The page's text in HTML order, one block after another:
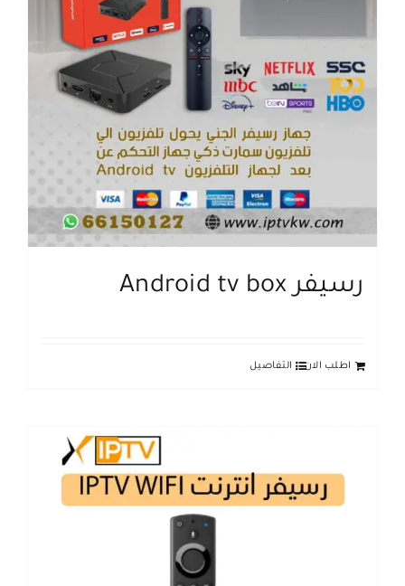
رسيفر Android tv box
اطلب الان التفاصيل